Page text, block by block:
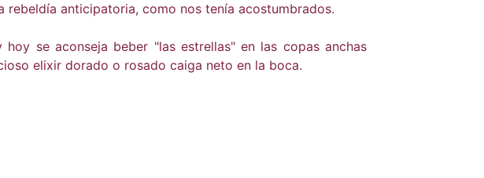
rebeldía anticipatoria, como nos tenía acostumbrados.
se aconseja beber "las estrellas" en las copas anchas
elixir dorado o rosado caiga neto en la boca.